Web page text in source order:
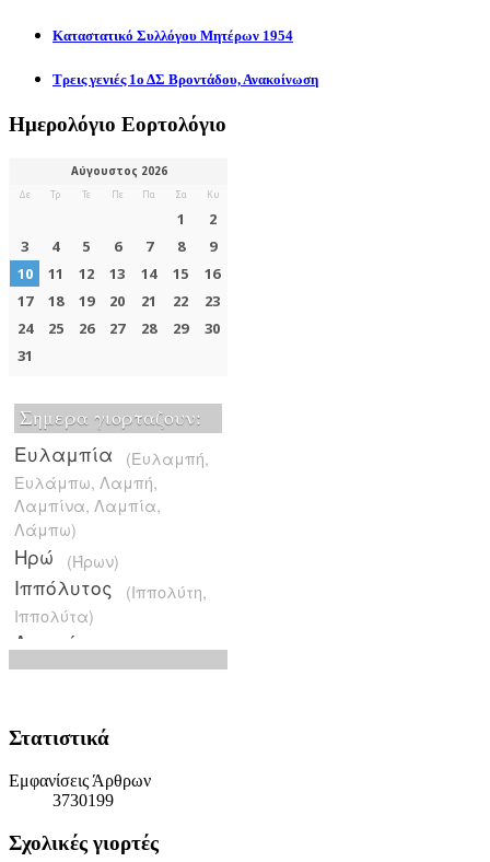
Καταστατικό Συλλόγου Μητέρων 1954
Τρεις γενιές 1ο ΔΣ Βροντάδου, Ανακοίνωση
Ημερολόγιο Εορτολόγιο
Στατιστικά
Εμφανίσεις Άρθρων
3730199
Σχολικές γιορτές